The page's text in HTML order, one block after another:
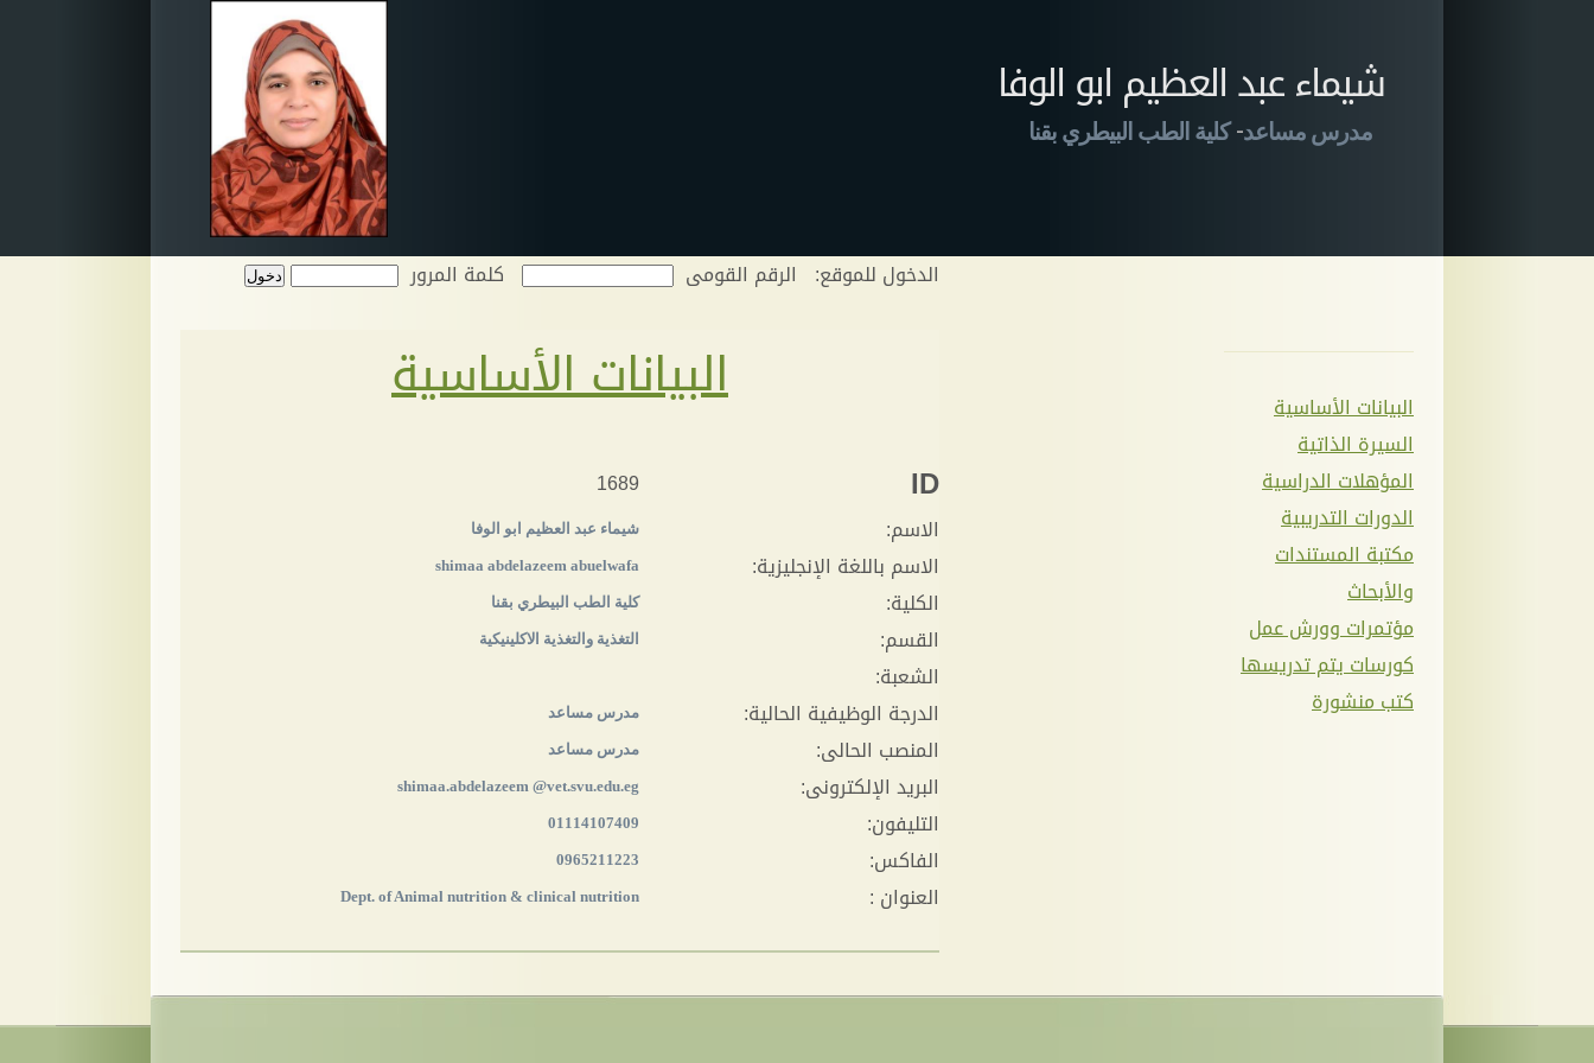
شيماء عبد العظيم ابو الوفا
مدرس مساعد-كلية الطب البيطري بقنا
الدخول للموقع: الرقم القومى كلمة المرور
البيانات الأساسية
السيرة الذاتية
المؤهلات الدراسية
الدورات التدريبية
مكتبة المستندات
والأبحاث
مؤتمرات وورش عمل
كورسات يتم تدريسها
كتب منشورة